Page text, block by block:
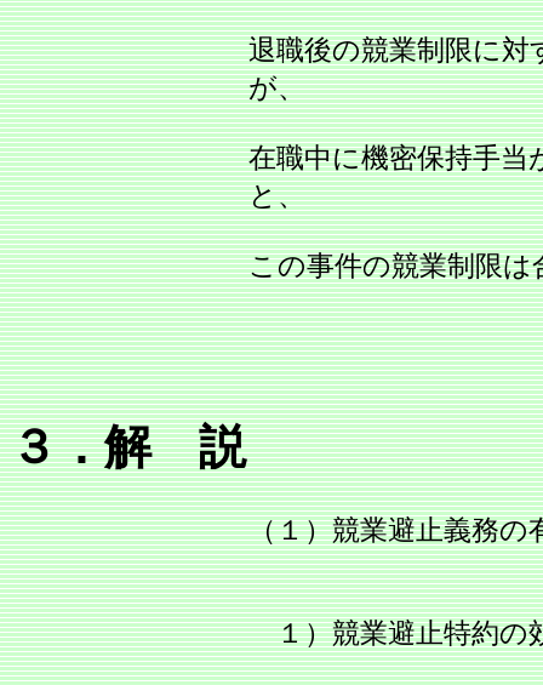
退職後の競業制限に
が、
在職中に機密保持手
と、
この事件の競業制限
３．解 説
（１）競業避止義務の
１）競業避止特約の